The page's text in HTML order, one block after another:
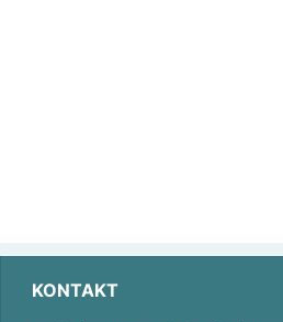
KONTAKT